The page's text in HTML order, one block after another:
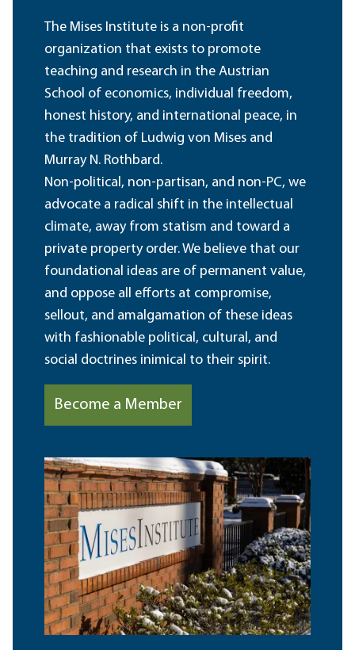
The Mises Institute is a non-profit
organization that exists to promote
teaching and research in the Austrian
School of economics, individual freedom,
honest history, and international peace, in
the tradition of Ludwig von Mises and
Murray N. Rothbard.
Non-political, non-partisan, and non-PC, we
advocate a radical shift in the intellectual
climate, away from statism and toward a
private property order. We believe that our
foundational ideas are of permanent value,
and oppose all efforts at compromise,
sellout, and amalgamation of these ideas
with fashionable political, cultural, and
social doctrines inimical to their spirit.
Become a Member